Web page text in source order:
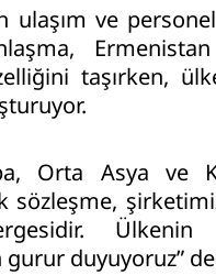
ve personel
taşırken,
Orta Asya ve
sözleşme,
Ülkenin
duyuyoruz”